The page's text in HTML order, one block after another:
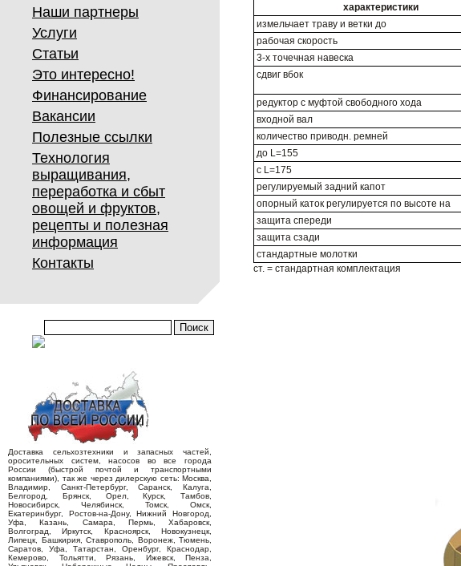
Наши партнеры
Услуги
Статьи
Это интересно!
Финансирование
Вакансии
Полезные ссылки
Технология
выращивания,
переработка и сбыт
овощей и фруктов,
рецепты и полезная
информация
Контакты
Доставка сельхозтехники и запасных частей,
оросительных систем, насосов во все города
России (быстрой почтой и транспортными
компаниями), так же через дилерскую сеть: Москва,
Владимир, Санкт-Петербург, Саранск, Калуга,
Белгород, Брянск, Орел, Курск, Тамбов,
Новосибирск, Челябинск, Томск, Омск,
Екатеринбург, Ростов-на-Дону, Нижний Новгород,
Уфа, Казань, Самара, Пермь, Хабаровск,
Волгоград, Иркутск, Красноярск, Новокузнецк,
Липецк, Башкирия, Ставрополь, Воронеж, Тюмень,
Саратов, Уфа, Татарстан, Оренбург, Краснодар,
Кемерово, Тольятти, Рязань, Ижевск, Пенза,
характеристики
измельчает траву и ветки до
рабочая скорость
3-х точечная навеска
сдвиг вбок
редуктор с муфтой свободного хода
входной вал
количество приводн. ремней
до L=155
c L=175
регулируемый задний капот
опорный каток регулируется по высоте на
защита спереди
защита сзади
стандартные молотки
ст. = стандартная комплектация